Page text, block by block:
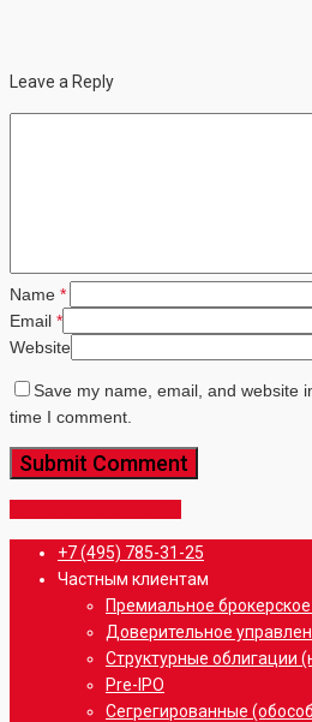
Leave a Reply
Name *
Email *
Website
Save my name, email, and website
time I comment.
Close
Menu
+7 (495) 785-31-25
Частным клиентам
Премиальное
Доверительное
Структурные облигации
Pre-IPO
Сегрегированные